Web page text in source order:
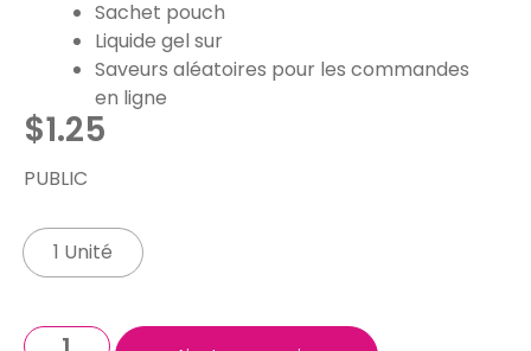
Sachet pouch
Liquide gel sur
Saveurs aléatoires pour les commandes
en ligne
$1.25
PUBLIC
1 Unité